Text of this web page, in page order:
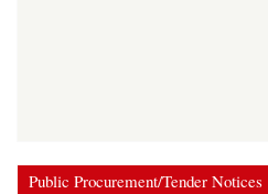
Public Procurement/Tender Notices